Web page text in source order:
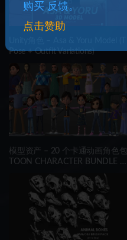
Pose + Outfit Variations)
模型资产 – 20 个卡通动画角色包
TOON CHARACTER BUNDLE –
购买 反馈。
点击赞助